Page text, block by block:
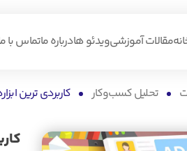
مقالات آموزشیویدئو هادرباره ماتماس با
تحلیل کسب‌و‌کار کاربردی ترین